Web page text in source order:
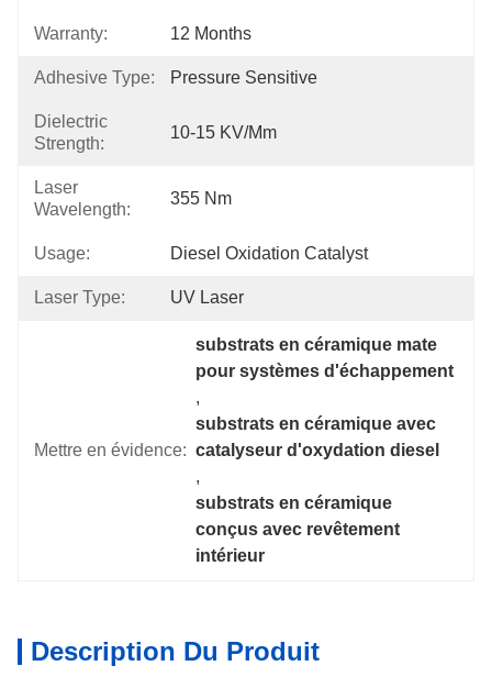
Warranty: 12 Months
Adhesive Type: Pressure Sensitive
Dielectric
Strength:
10-15 KV/mm
Laser
Wavelength:
355 Nm
Usage: Diesel Oxidation Catalyst
Laser Type: UV Laser
Mettre en évidence:
substrats en céramique mate
pour systèmes d'échappement
,
substrats en céramique avec
catalyseur d'oxydation diesel
,
substrats en céramique
conçus avec revêtement
intérieur
Description Du Produit